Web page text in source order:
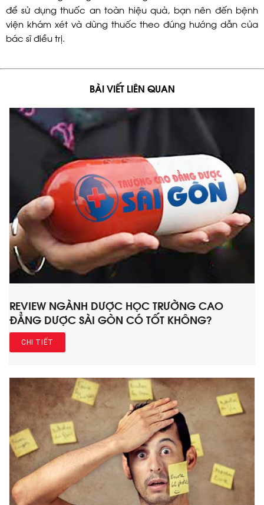
để sử dụng thuốc an toàn hiệu quả, bạn nên đến bệnh
viện khám xét và dùng thuốc theo đúng hướng dẫn của
bác sĩ điều trị.
BÀI VIẾT LIÊN QUAN
REVIEW NGÀNH DƯỢC HỌC TRƯỜNG CAO
ĐẲNG DƯỢC SÀI GÒN CÓ TỐT KHÔNG?
CHI TIẾT